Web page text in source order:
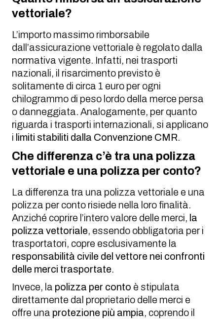
vettoriale?
L’importo massimo rimborsabile
dall’assicurazione vettoriale è regolato dalla
normativa vigente. Infatti, nei trasporti
nazionali, il risarcimento previsto è
solitamente di circa 1 euro per ogni
chilogrammo di peso lordo della merce persa
o danneggiata. Analogamente, per quanto
riguarda i trasporti internazionali, si applicano
i limiti stabiliti dalla Convenzione CMR.
Che differenza c’è tra una polizza
vettoriale e una polizza per conto?
La differenza tra una polizza vettoriale e una
polizza per conto risiede nella loro finalità.
Anziché coprire l’intero valore delle merci, la
polizza vettoriale, essendo obbligatoria per i
trasportatori, copre esclusivamente la
responsabilità civile del vettore nei confronti
delle merci trasportate.
Invece, la polizza per conto è stipulata
direttamente dal proprietario delle merci e
offre una protezione più ampia, coprendo il